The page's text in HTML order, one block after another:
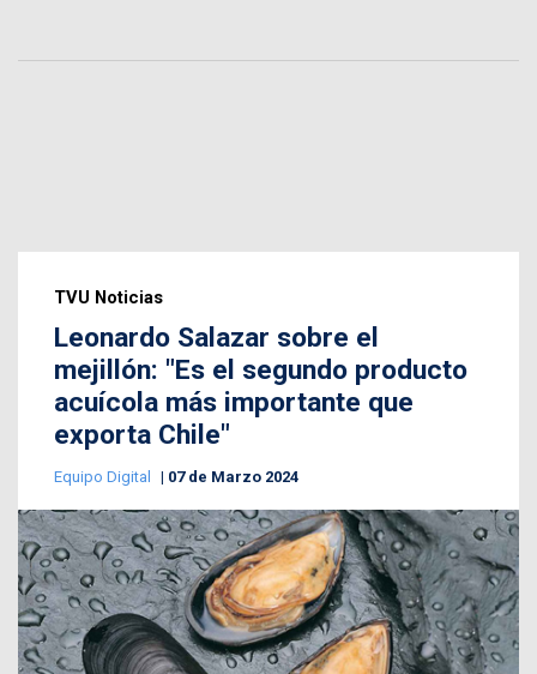
TVU Noticias
Leonardo Salazar sobre el
mejillón: "Es el segundo producto
acuícola más importante que
exporta Chile"
Equipo Digital 07 de Marzo 2024